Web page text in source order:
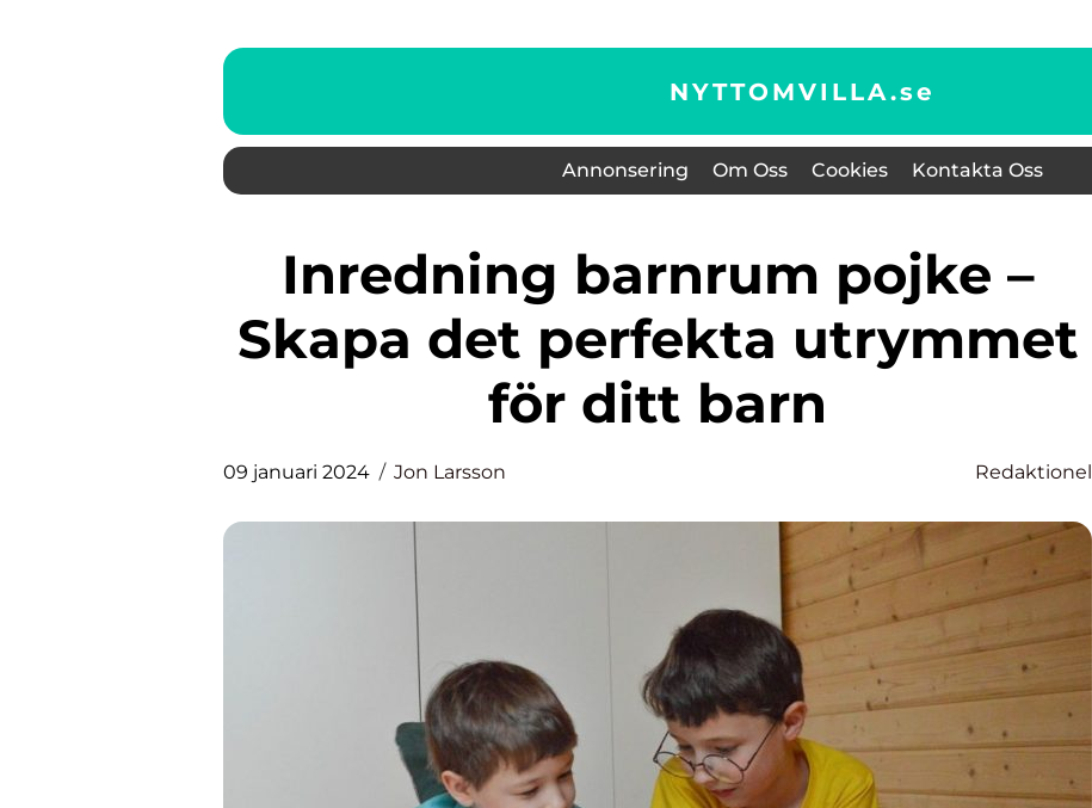
NYTTOMVILLA.se
Annonsering Om Oss Cookies Kontakta Oss
Inredning barnrum pojke –
Skapa det perfekta utrymmet
för ditt barn
09 januari 2024 Jon Larsson Redaktionel